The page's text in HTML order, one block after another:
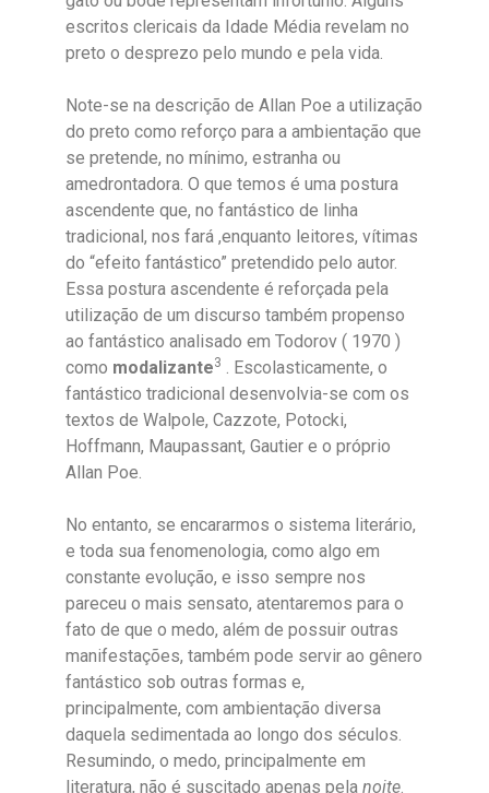
escritos clericais da Idade Média revelam no
preto o desprezo pelo mundo e pela vida.
Note-se na descrição de Allan Poe a utilização
do preto como reforço para a ambientação que
se pretende, no mínimo, estranha ou
amedrontadora. O que temos é uma postura
ascendente que, no fantástico de linha
tradicional, nos fará ,enquanto leitores, vítimas
do “efeito fantástico” pretendido pelo autor.
Essa postura ascendente é reforçada pela
utilização de um discurso também propenso
ao fantástico analisado em Todorov ( 1970 )
como modalizante3 . Escolasticamente, o
fantástico tradicional desenvolvia-se com os
textos de Walpole, Cazzote, Potocki,
Hoffmann, Maupassant, Gautier e o próprio
Allan Poe.
No entanto, se encararmos o sistema literário,
e toda sua fenomenologia, como algo em
constante evolução, e isso sempre nos
pareceu o mais sensato, atentaremos para o
fato de que o medo, além de possuir outras
manifestações, também pode servir ao gênero
fantástico sob outras formas e,
principalmente, com ambientação diversa
daquela sedimentada ao longo dos séculos.
Resumindo, o medo, principalmente em
literatura, não é suscitado apenas pela noite.